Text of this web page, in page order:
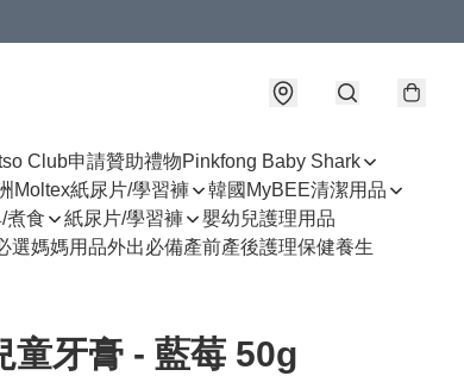
Club申請贊助禮物Pinkfong Baby Shark
Moltex紙尿片/學習褲
韓國MyBEE清潔用品
煮食 紙尿片/學習褲
嬰幼兒護理用品
選媽媽用品外出必備產前產後護理保健養生
童牙膏 - 藍莓 50g